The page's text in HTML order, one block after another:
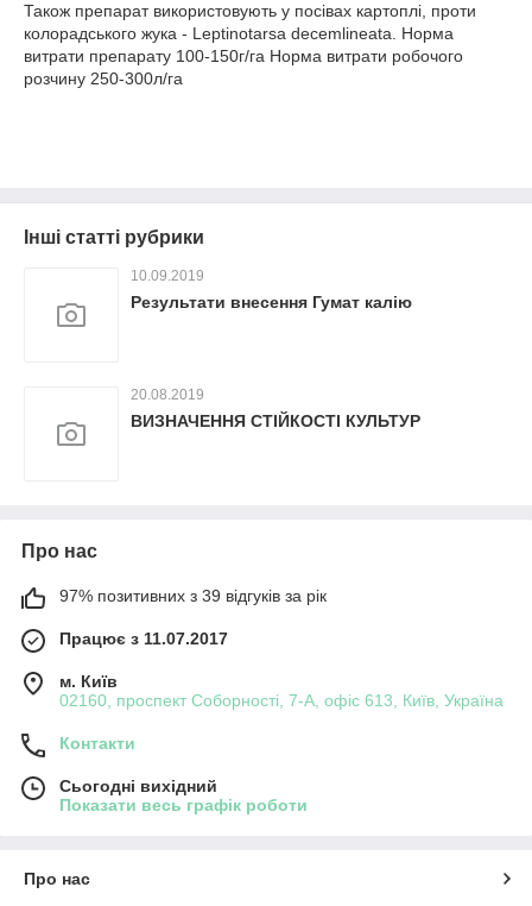
Також препарат використовують у посівах картоплі, проти
колорадського жука - Leptinotarsa decemlineata. Норма
витрати препарату 100-150г/га Норма витрати робочого
розчину 250-300л/га
Інші статті рубрики
10.09.2019
Результати внесення Гумат калію
20.08.2019
ВИЗНАЧЕННЯ СТІЙКОСТІ КУЛЬТУР
Про нас
97% позитивних з 39 відгуків за рік
Працює з 11.07.2017
м. Київ
02160, проспект Соборності, 7-А, офіс 613, Київ, Україна
Контакти
Сьогодні вихідний
Показати весь графік роботи
Про нас